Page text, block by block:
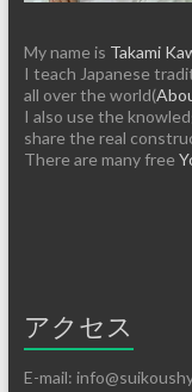
My name is Takami
I teach Japanese
all over the world(
I also use the
share the real
There are many free
アクセス
E-mail: